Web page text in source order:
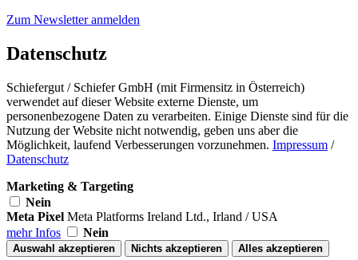
Zum Newsletter anmelden
Datenschutz
Schiefergut / Schiefer GmbH (mit Firmensitz in Österreich)
verwendet auf dieser Website externe Dienste, um
personenbezogene Daten zu verarbeiten. Einige Dienste sind für die
Nutzung der Website nicht notwendig, geben uns aber die
Möglichkeit, laufend Verbesserungen vorzunehmen. Impressum /
Datenschutz
Marketing & Targeting
Nein
Meta Pixel Meta Platforms Ireland Ltd., Irland / USA
mehr Infos
Nein
Auswahl akzeptieren Nichts akzeptieren Alles akzeptieren